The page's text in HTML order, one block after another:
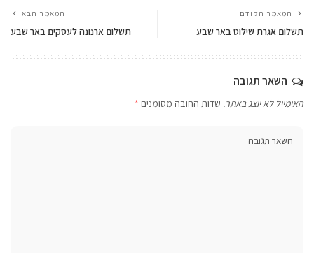
המאמר הקודם
תשלום אגרת שילוט באר שבע
המאמר הבא
תשלום ארנונה לעסקים באר שבע
השאר תגובה
האימייל לא יוצג באתר. שדות החובה מסומנים *